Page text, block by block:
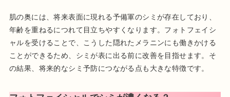
肌の奥には、将来表面に現れる予備軍のシミが存在しており、
年齢を重ねるにつれて目立ちやすくなります。フォトフェイシ
ャルを受けることで、こうした隠れたメラニンにも働きかける
ことができるため、シミが表に出る前に改善を目指せます。そ
の結果、将来的なシミ予防につながる点も大きな特徴です。